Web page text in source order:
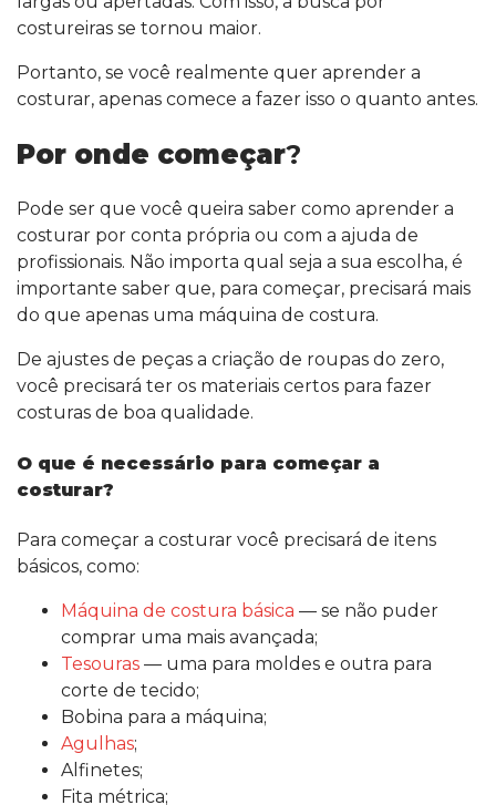
costureiras se tornou maior.
Portanto, se você realmente quer aprender a
costurar, apenas comece a fazer isso o quanto antes.
Por onde começar?
Pode ser que você queira saber como aprender a
costurar por conta própria ou com a ajuda de
profissionais. Não importa qual seja a sua escolha, é
importante saber que, para começar, precisará mais
do que apenas uma máquina de costura.
De ajustes de peças a criação de roupas do zero,
você precisará ter os materiais certos para fazer
costuras de boa qualidade.
O que é necessário para começar a
costurar?
Para começar a costurar você precisará de itens
básicos, como:
Máquina de costura básica — se não puder
comprar uma mais avançada;
Tesouras — uma para moldes e outra para
corte de tecido;
Bobina para a máquina;
Agulhas;
Alfinetes;
Fita métrica;